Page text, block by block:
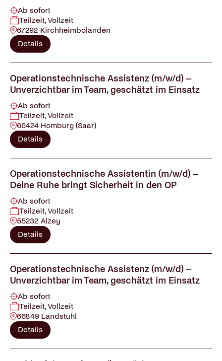
Ab sofort
Teilzeit, Vollzeit
67292 Kirchheimbolanden
Details
Operationstechnische Assistenz (m/w/d) –
Unverzichtbar im Team, geschätzt im Einsatz
Ab sofort
Teilzeit, Vollzeit
66424 Homburg (Saar)
Details
Operationstechnische Assistentin (m/w/d) –
Deine Ruhe bringt Sicherheit in den OP
Ab sofort
Teilzeit, Vollzeit
55232 Alzey
Details
Operationstechnische Assistenz (m/w/d) –
Unverzichtbar im Team, geschätzt im Einsatz
Ab sofort
Teilzeit, Vollzeit
66849 Landstuhl
Details